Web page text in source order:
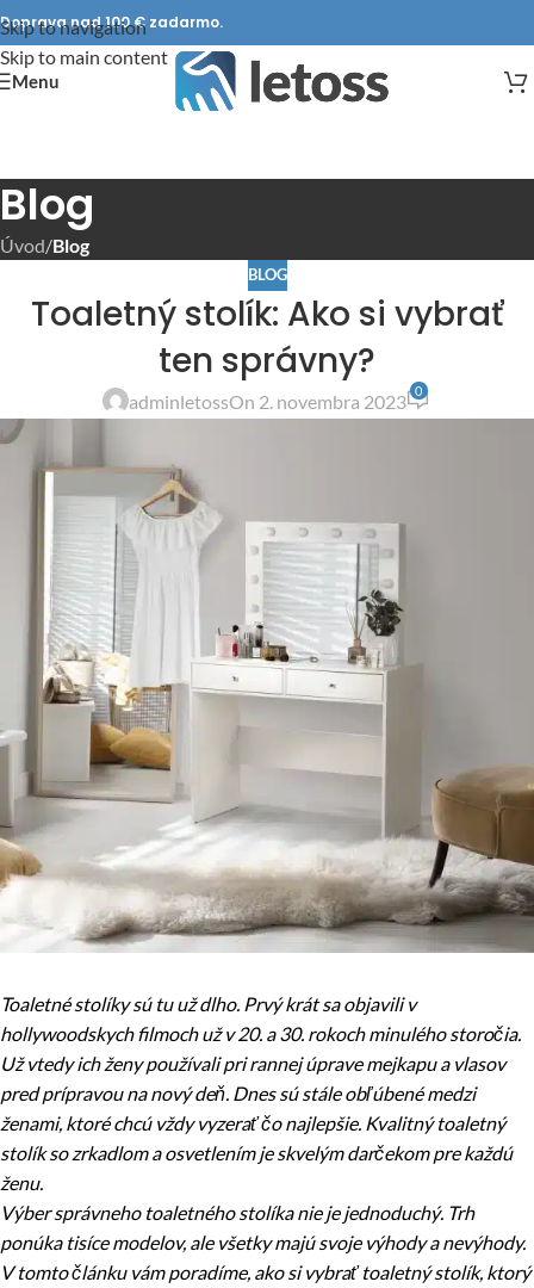
Skip to navigation
Skip to main content
Doprava nad 100 € zadarmo.
Menu
Blog
Úvod/Blog
BLOG
Toaletný stolík: Ako si vybrať
ten správny?
adminletossOn 2. novembra 2023 0
Toaletné stolíky sú tu už dlho. Prvý krát sa objavili v
hollywoodskych filmoch už v 20. a 30. rokoch minulého storočia.
Už vtedy ich ženy používali pri rannej úprave mejkapu a vlasov
pred prípravou na nový deň. Dnes sú stále obľúbené medzi
ženami, ktoré chcú vždy vyzerať čo najlepšie. Kvalitný toaletný
stolík so zrkadlom a osvetlením je skvelým darčekom pre každú
ženu.
Výber správneho toaletného stolíka nie je jednoduchý. Trh
ponúka tisíce modelov, ale všetky majú svoje výhody a nevýhody.
V tomto článku vám poradíme, ako si vybrať toaletný stolík, ktorý